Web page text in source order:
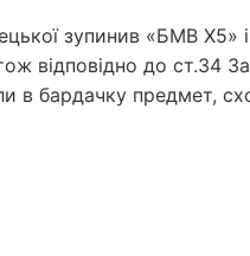
зупинив «БМВ Х5»
відповідно до ст.34
в бардачку предмет,